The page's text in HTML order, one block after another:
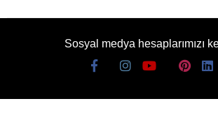
Sosyal medya hesaplarımızı